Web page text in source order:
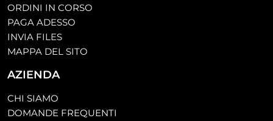
ORDINI IN CORSO
PAGA ADESSO
INVIA FILES
MAPPA DEL SITO
AZIENDA
CHI SIAMO
DOMANDE FREQUENTI